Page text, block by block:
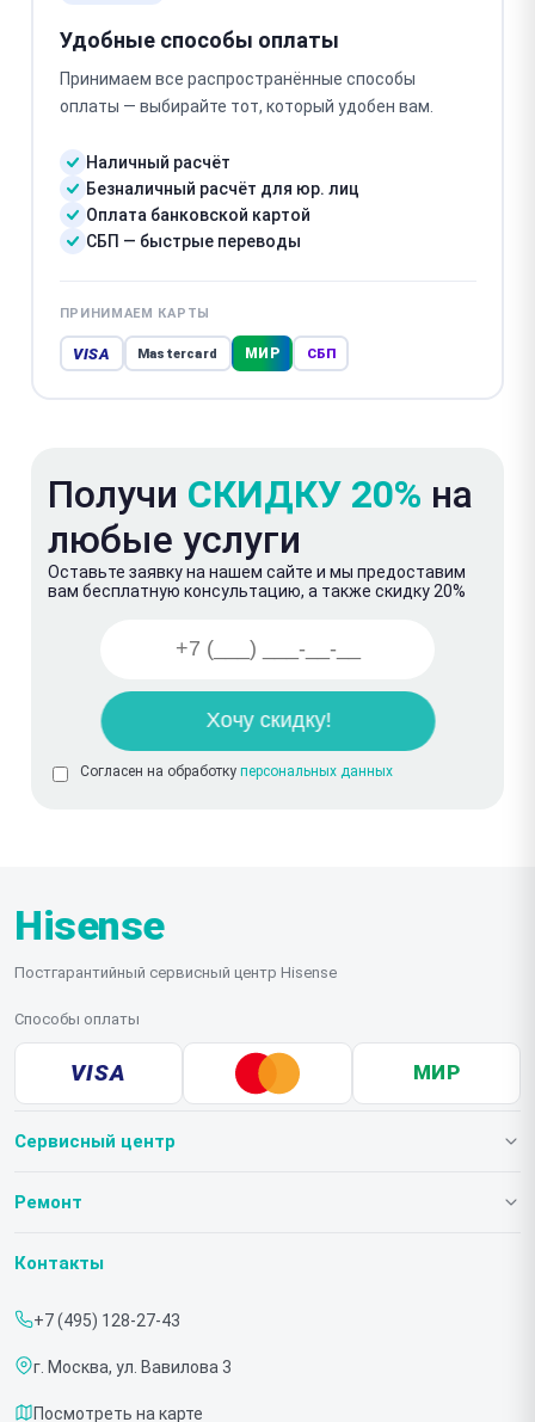
Удобные способы оплаты
Принимаем все распространённые способы
оплаты — выбирайте тот, который удобен вам.
Наличный расчёт
Безналичный расчёт для юр. лиц
Оплата банковской картой
СБП — быстрые переводы
ПРИНИМАЕМ КАРТЫ
VISA Mastercard МИР СБП
Получи СКИДКУ 20% на
любые услуги
Оставьте заявку на нашем сайте и мы предоставим
вам бесплатную консультацию, а также скидку 20%
Согласен на обработку персональных данных
Hisense
Постгарантийный сервисный центр Hisense
Способы оплаты
VISA МИР
Сервисный центр
О нашем сервисе
Срочный ремонт
Доставка и способы оплаты
Ремонт
Телевизоров
Контакты
+7 (495) 128-27-43
г. Москва, ул. Вавилова 3
Посмотреть на карте